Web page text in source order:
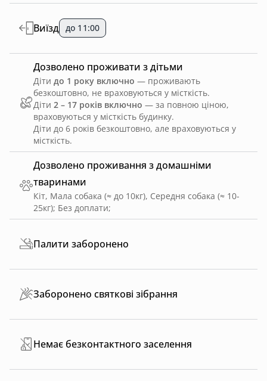
Дозволено проживання з домашніми
тваринами
Кіт, Мала собака (≈ до 10кг), Середня собака (≈ 10-
25кг); Без доплати;
Виїзд до 11:00
Дозволено проживати з дітьми
Діти до 1 року включно — проживають
безкоштовно, не враховуються у місткість.
Діти 2 – 17 років включно — за повною ціною,
враховуються у місткість будинку.
Діти до 6 років безкоштовно, але враховуються у
місткість.
Палити заборонено
Заборонено святкові зібрання
Немає безконтактного заселення